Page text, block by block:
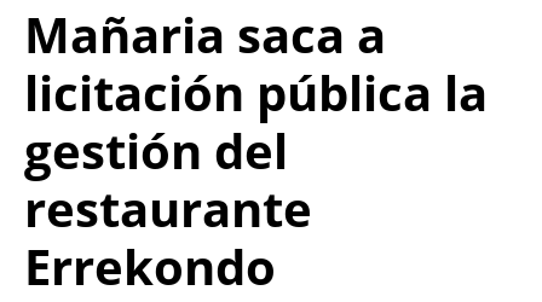
Mañaria saca a
licitación pública la
gestión del
restaurante
Errekondo